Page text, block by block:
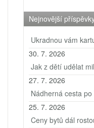
Nejnovější
Ukradnou vám
30. 7. 2026
Jak z dětí udělat
27. 7. 2026
Nádherná cesta
25. 7. 2026
Ceny bytů dál